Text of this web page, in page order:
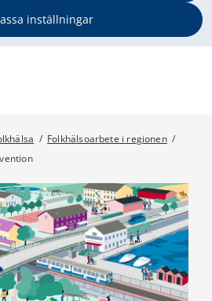
inställningar
/ Folkhälsoarbete i regionen /